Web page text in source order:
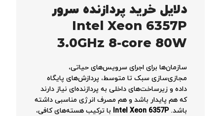
دلایل خرید پردازنده سرور
Intel Xeon 6357P
3.0GHz 8-core 80W
سازمان‌ها برای اجرای سرویس‌های حیاتی،
مجازی‌سازی سبک تا متوسط، پردازش‌های پایگاه
داده و زیرساخت‌های داخلی به پردازنده‌ای نیاز دارند
که هم پایدار باشد و هم مصرف انرژی مناسبی داشته
باشد.Intel Xeon 6357P با ترکیب هسته‌های کافی،